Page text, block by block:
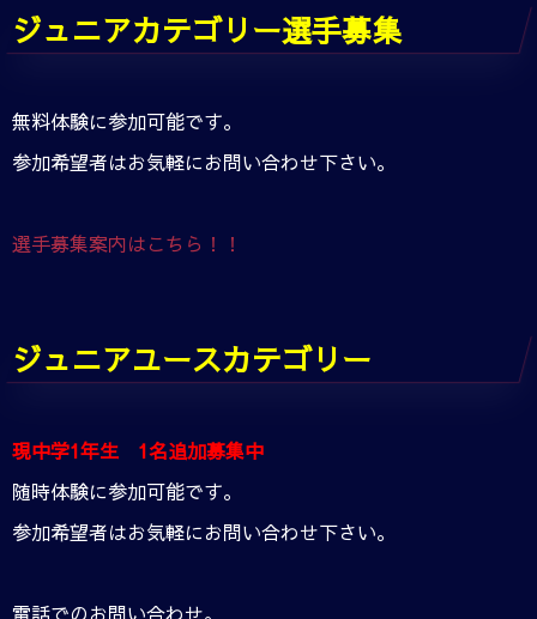
ジュニアカテゴリー選手募集
無料体験に参加可能です。
参加希望者はお気軽にお問い合わせ下さい。
選手募集案内はこちら！！
ジュニアユースカテゴリー
現中学1年生 1名追加募集中
随時体験に参加可能です。
参加希望者はお気軽にお問い合わせ下さい。
電話でのお問い合わせ。